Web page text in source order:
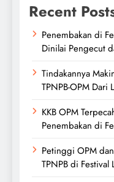
Recent
Penembakan di
Dinilai Pengecut
Tindakannya
TPNPB-OPM
KKB OPM
Penembakan di
Petinggi OPM
TPNPB di Festival